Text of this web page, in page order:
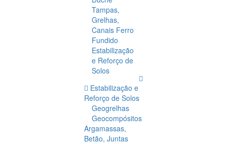
Tampas,
Grelhas,
Canais Ferro
Fundido
Estabilização
e Reforço de
Solos
Estabilização e
Reforço de Solos
Geogrelhas
Geocompósitos
Argamassas,
Betão, Juntas